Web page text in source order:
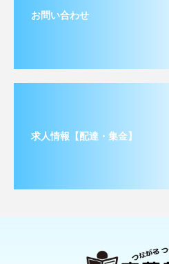
お問い合わせ
求人情報【配達・集金】